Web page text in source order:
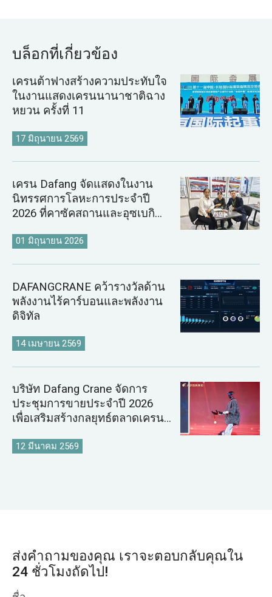
บล็อกที่เกี่ยวข้อง
เครนต้าฟางสร้างความประทับใจ
ในงานแสดงเครนนานาชาติฉาง
หยวน ครั้งที่ 11
17 มิถุนายน 2569
เครน Dafang จัดแสดงในงาน
นิทรรศการโลหะการประจำปี
2026 ที่คาซัคสถานและอุซเบกิ
01 มิถุนายน 2026
DAFANGCRANE คว้ารางวัลด้าน
พลังงานไร้คาร์บอนและพลังงาน
ดิจิทัล
14 เมษายน 2569
บริษัท Dafang Crane จัดการ
ประชุมการขายประจำปี 2026
เพื่อเสริมสร้างกลยุทธ์ตลาดเครน
12 มีนาคม 2569
ส่งคำถามของคุณ เราจะตอบกลับคุณใน
24 ชั่วโมงถัดไป!